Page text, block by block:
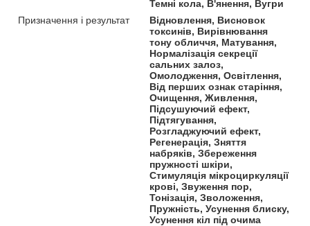
Темні кола, В'янення, Вугри
Призначення і результат
Відновлення, Висновок
токсинів, Вирівнювання
тону обличчя, Матування,
Нормалізація секреції
сальних залоз,
Омолодження, Освітлення,
Від перших ознак старіння,
Очищення, Живлення,
Підсушуючий ефект,
Підтягування,
Розгладжуючий ефект,
Регенерація, Зняття
набряків, Збереження
пружності шкіри,
Стимуляція мікроциркуляції
крові, Звуження пор,
Тонізація, Зволоження,
Пружність, Усунення блиску,
Усунення кіл під очима